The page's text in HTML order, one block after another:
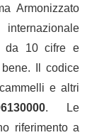
Armonizzato
da 10 cifre e
Il codice
e altri
. Le
riferimento a